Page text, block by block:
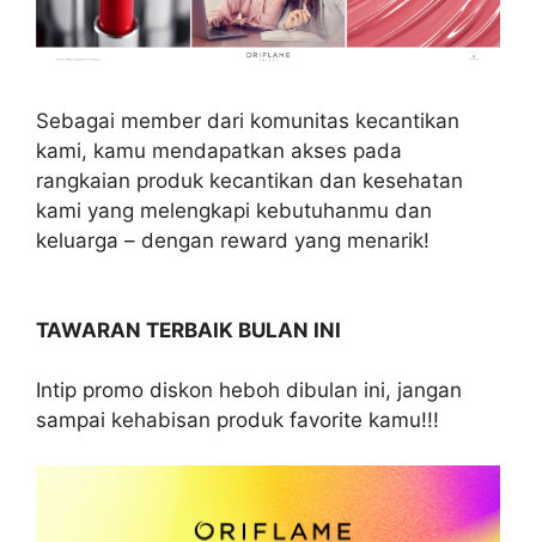
Sebagai member dari komunitas kecantikan
kami, kamu mendapatkan akses pada
rangkaian produk kecantikan dan kesehatan
kami yang melengkapi kebutuhanmu dan
keluarga – dengan reward yang menarik!
TAWARAN TERBAIK BULAN INI
Intip promo diskon heboh dibulan ini, jangan
sampai kehabisan produk favorite kamu!!!